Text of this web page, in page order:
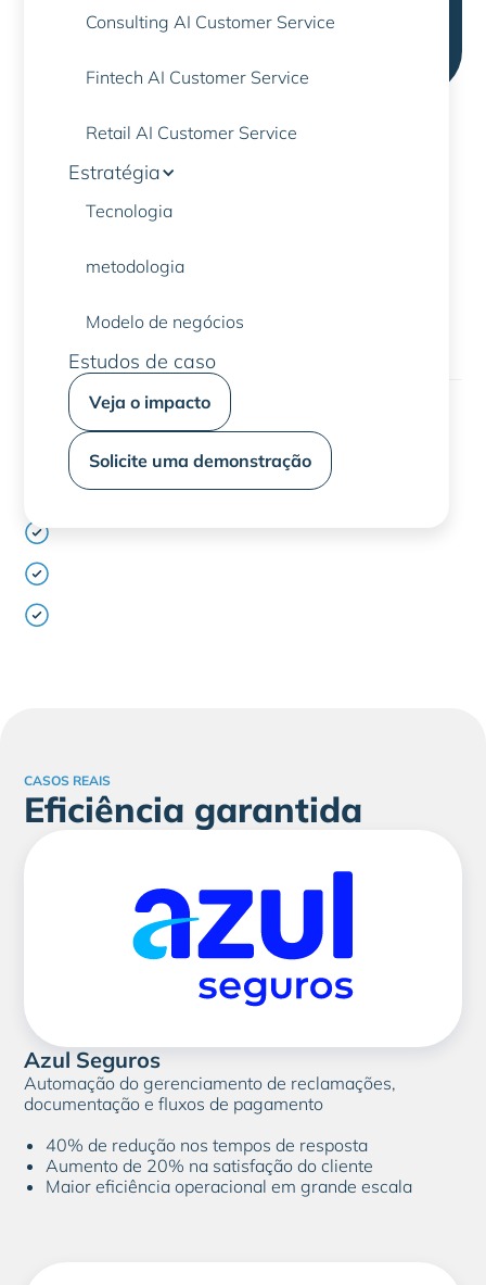
Consulting AI Customer Service
Fintech AI Customer Service
Retail AI Customer Service
Estratégia
Tecnologia
metodologia
Modelo de negócios
Estudos de caso
Veja o impacto
Solicite uma demonstração
ao cliente e melhorar a experiência do usuário
Sovran AI
Abertura e gerenciamento de reclamações
Emissão e modificação de políticas
Segundas cópias de documentos e atualizações
CASOS REAIS
Eficiência garantida
Azul Seguros
Automação do gerenciamento de reclamações,
documentação e fluxos de pagamento
40% de redução nos tempos de resposta
Aumento de 20% na satisfação do cliente
Maior eficiência operacional em grande escala